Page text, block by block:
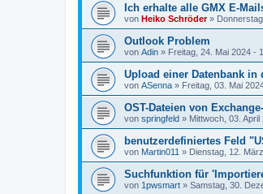
Ich erhalte alle GMX E-
von Heiko Schröder»
Outlook Problem
von Adin » Freitag, 24. Mai 2024 -
Upload einer Datenbank
von ASenna » Freitag, 03. Mai
OST-Dateien von
von springfeld » Mittwoch, 03.
benutzerdefiniertes Feld
von Martin011 » Dienstag, 12.
Suchfunktion für
von 1pwsmart » Samstag, 30.